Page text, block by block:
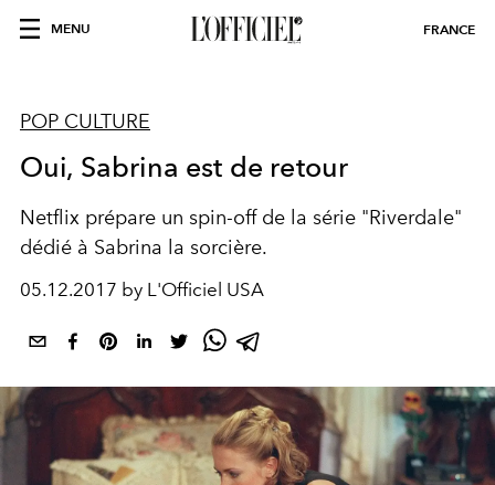
MENU FRANCE
POP CULTURE
Oui, Sabrina est de retour
Netflix prépare un spin-off de la série "Riverdale"
dédié à Sabrina la sorcière.
05.12.2017 by L'Officiel USA